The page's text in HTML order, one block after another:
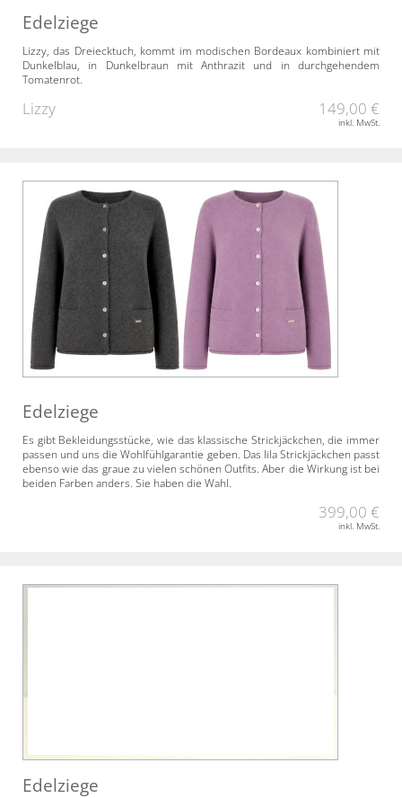
Edelziege
Lizzy, das Dreiecktuch, kommt im modischen Bordeaux kombiniert mit
Dunkelblau, in Dunkelbraun mit Anthrazit und in durchgehendem
Tomatenrot.
Lizzy 149,00 €
inkl. MwSt.
Edelziege
Es gibt Bekleidungsstücke, wie das klassische Strickjäckchen, die immer
passen und uns die Wohlfühlgarantie geben. Das lila Strickjäckchen passt
ebenso wie das graue zu vielen schönen Outfits. Aber die Wirkung ist bei
beiden Farben anders. Sie haben die Wahl.
399,00 €
inkl. MwSt.
Edelziege